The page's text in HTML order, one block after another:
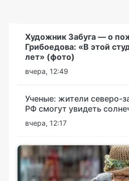
Художник Забуга — о
Грибоедова: «В этой
лет» (фото)
вчера, 12:49
Ученые: жители северо-
РФ смогут увидеть
вчера, 12:17